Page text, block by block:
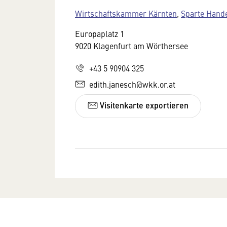
Wirtschaftskammer Kärnten Sparte
Europaplatz 1
9020 Klagenfurt am Wörthersee
+43 5 90904 325
edith.janesch@wkk.or.at
Visitenkarte exportieren